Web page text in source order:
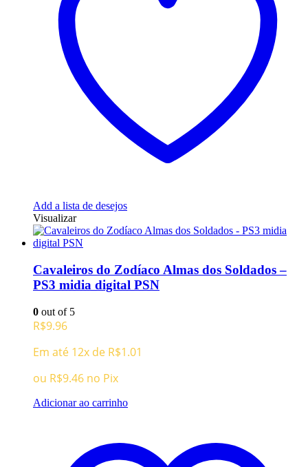
Add a lista de desejos
Visualizar
Cavaleiros do Zodíaco Almas dos Soldados –
PS3 midia digital PSN
0 out of 5
R$9.96
Em até 12x de R$1.01
ou R$9.46 no Pix
Adicionar ao carrinho